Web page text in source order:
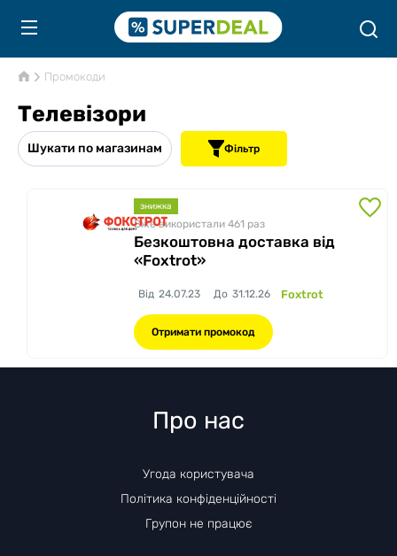
Промокоди
Телевізори
Шукати по магазинам Фільтр
знижка
Вже використали 461 раз
Безкоштовна доставка від
«Foxtrot»
Від 24.07.23 До 31.12.26 Foxtrot
Отримати промокод
Про нас
Угода користувача
Політика конфіденційності
Групон не працює